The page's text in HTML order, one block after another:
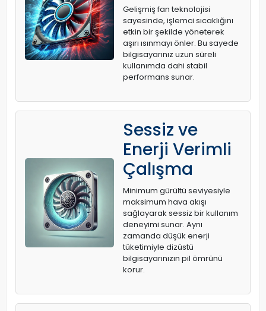
Gelişmiş fan teknolojisi
sayesinde, işlemci sıcaklığını
etkin bir şekilde yöneterek
aşırı ısınmayı önler. Bu sayede
bilgisayarınız uzun süreli
kullanımda dahi stabil
performans sunar.
Sessiz ve
Enerji Verimli
Çalışma
Minimum gürültü seviyesiyle
maksimum hava akışı
sağlayarak sessiz bir kullanım
deneyimi sunar. Aynı
zamanda düşük enerji
tüketimiyle dizüstü
bilgisayarınızın pil ömrünü
korur.